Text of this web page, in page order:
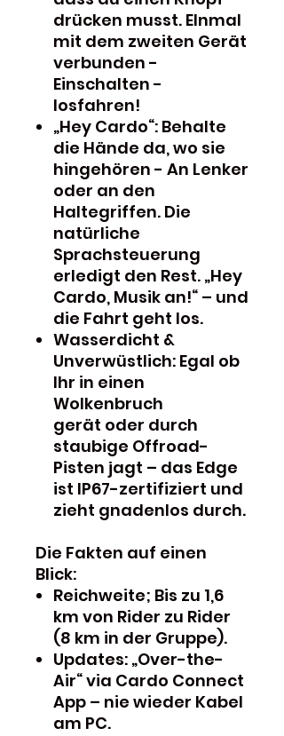
drücken musst. EInmal
mit dem zweiten Gerät
verbunden -
Einschalten -
losfahren!
„Hey Cardo“: Behalte
die Hände da, wo sie
hingehören - An Lenker
oder an den
Haltegriffen. Die
natürliche
Sprachsteuerung
erledigt den Rest. „Hey
Cardo, Musik an!“ – und
die Fahrt geht los.
Wasserdicht &
Unverwüstlich: Egal ob
Ihr in einen
Wolkenbruch
gerät oder durch
staubige Offroad-
Pisten jagt – das Edge
ist IP67-zertifiziert und
zieht gnadenlos durch.
Die Fakten auf einen
Blick:
Reichweite; Bis zu 1,6
km von Rider zu Rider
(8 km in der Gruppe).
Updates: „Over-the-
Air“ via Cardo Connect
App – nie wieder Kabel
am PC.